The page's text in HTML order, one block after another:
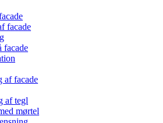
facade
facade
af facade
af tegl
mørtel